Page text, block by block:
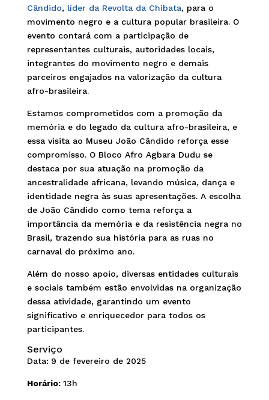
Cândido,líder da Revolta da Chibata, para o
movimento negro e a cultura popular brasileira. O
evento contará com a participação de
representantes culturais, autoridades locais,
integrantes do movimento negro e demais
parceiros engajados na valorização da cultura
afro-brasileira.
Estamos comprometidos com a promoção da
memória e do legado da cultura afro-brasileira, e
essa visita ao Museu João Cândido reforça esse
compromisso. O Bloco Afro Agbara Dudu se
destaca por sua atuação na promoção da
ancestralidade africana, levando música, dança e
identidade negra às suas apresentações. A escolha
de João Cândido como tema reforça a
importância da memória e da resistência negra no
Brasil, trazendo sua história para as ruas no
carnaval do próximo ano.
Além do nosso apoio, diversas entidades culturais
e sociais também estão envolvidas na organização
dessa atividade, garantindo um evento
significativo e enriquecedor para todos os
participantes.
Serviço
Data: 9 de fevereiro de 2025
Horário: 13h